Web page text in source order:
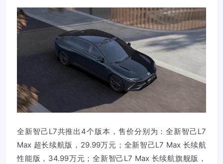
全新智己L7共推出4个版本，售价分别为：全新智己L7
Max 超长续航版，29.99万元；全新智己L7 Max 长续航
性能版，34.99万元；全新智己L7 Max 长续航旗舰版，